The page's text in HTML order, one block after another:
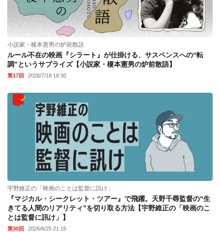
小説家・榎本憲男の炉前散語
ルール不在の映画『シラート』が仕掛ける、サスペンスへの“転
調”というサプライズ【小説家・榎本憲男の炉前散語】
第17回 2026/7/18 18:30
宇野維正の「映画のことは監督に訊け」
『マジカル・シークレット・ツアー』で飛躍。天野千尋監督の“生
きてる人間のリアリティ”を切り取る方法【宇野維正の「映画のこ
とは監督に訊け」】
第30回 2026/6/25 21:15